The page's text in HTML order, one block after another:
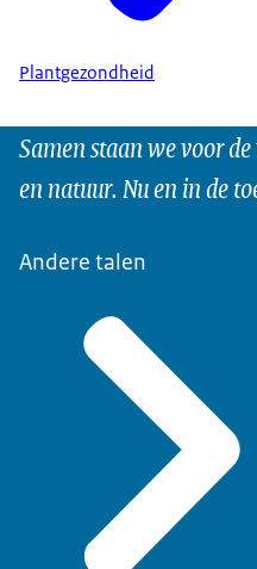
Plantgezondheid
Samen staan we voor
en natuur. Nu en in de
Andere talen